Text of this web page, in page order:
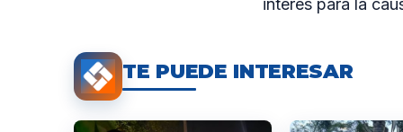
interés para la
TE PUEDE INTERESAR